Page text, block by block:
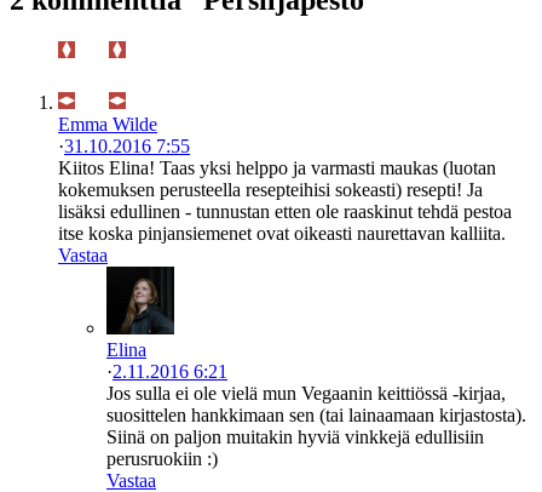
Emma Wilde
·31.10.2016 7:55
Kiitos Elina! Taas yksi helppo ja varmasti maukas (luotan
kokemuksen perusteella resepteihisi sokeasti) resepti! Ja
lisäksi edullinen - tunnustan etten ole raaskinut tehdä pestoa
itse koska pinjansiemenet ovat oikeasti naurettavan kalliita.
Vastaa
Elina
·2.11.2016 6:21
Jos sulla ei ole vielä mun Vegaanin keittiössä -kirjaa,
suosittelen hankkimaan sen (tai lainaamaan kirjastosta).
Siinä on paljon muitakin hyviä vinkkejä edullisiin
perusruokiin :)
Vastaa